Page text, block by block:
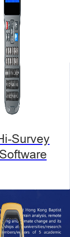
Survey
Software